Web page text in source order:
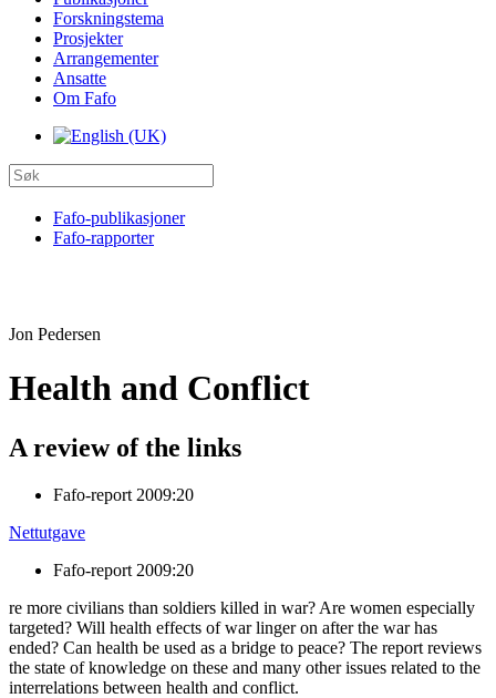
Forskningstema
Prosjekter
Arrangementer
Ansatte
Om Fafo
Fafo-publikasjoner
Fafo-rapporter
Jon Pedersen
Health and Conflict
A review of the links
Fafo-report 2009:20
Nettutgave
Fafo-report 2009:20
re more civilians than soldiers killed in war? Are women especially
targeted? Will health effects of war linger on after the war has
ended? Can health be used as a bridge to peace? The report reviews
the state of knowledge on these and many other issues related to the
interrelations between health and conflict.